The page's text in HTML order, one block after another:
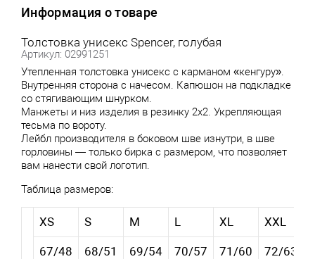
Информация о товаре
Толстовка унисекс Spencer, голубая
Артикул: 02991251
Утепленная толстовка унисекс с карманом «кенгуру».
Внутренняя сторона с начесом. Капюшон на подкладке
со стягивающим шнурком.
Манжеты и низ изделия в резинку 2х2. Укрепляющая
тесьма по вороту.
Лейбл производителя в боковом шве изнутри, в шве
горловины — только бирка с размером, что позволяет
вам нанести свой логотип.
Таблица размеров:
XS S M L XL XXL
67/48 68/51 69/54 70/57 71/60 72/63